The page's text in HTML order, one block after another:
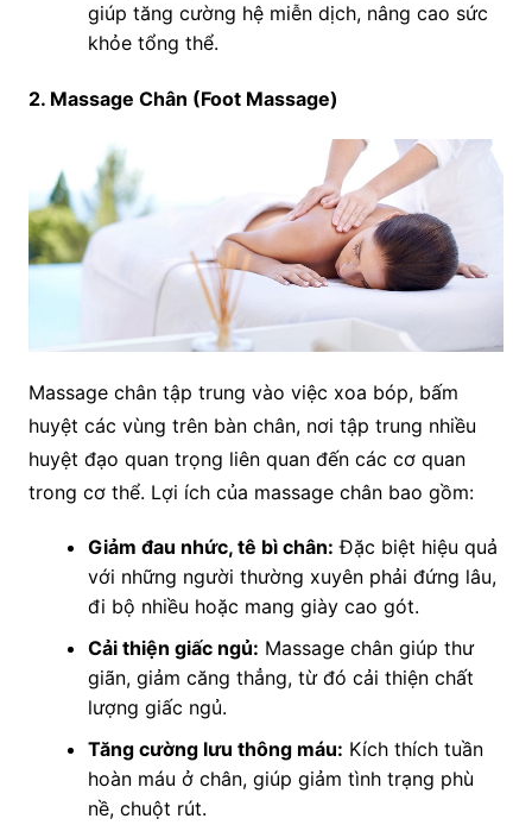
giúp tăng cường hệ miễn dịch, nâng cao sức
khỏe tổng thể.
2. Massage Chân (Foot Massage)
Massage chân tập trung vào việc xoa bóp, bấm
huyệt các vùng trên bàn chân, nơi tập trung nhiều
huyệt đạo quan trọng liên quan đến các cơ quan
trong cơ thể. Lợi ích của massage chân bao gồm:
Giảm đau nhức, tê bì chân: Đặc biệt hiệu quả
với những người thường xuyên phải đứng lâu,
đi bộ nhiều hoặc mang giày cao gót.
Cải thiện giấc ngủ: Massage chân giúp thư
giãn, giảm căng thẳng, từ đó cải thiện chất
lượng giấc ngủ.
Tăng cường lưu thông máu: Kích thích tuần
hoàn máu ở chân, giúp giảm tình trạng phù
nề, chuột rút.